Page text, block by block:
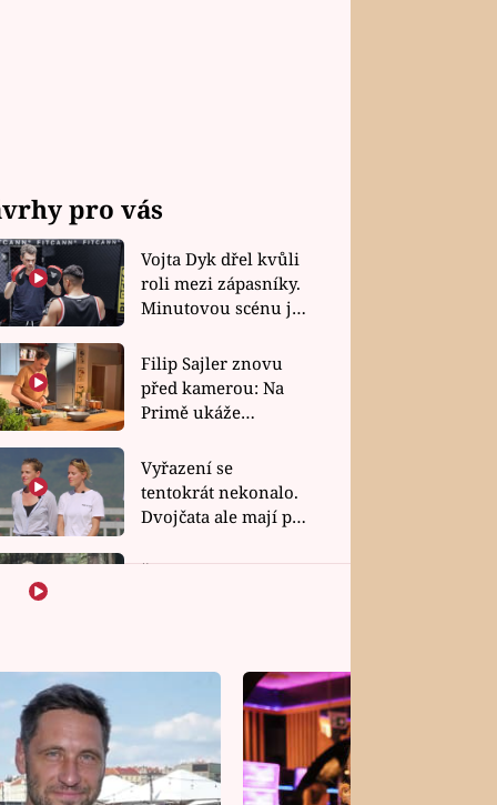
pro vás
Vojta Dyk dřel kvůli
roli mezi zápasníky.
Minutovou scénu jel
Filip Sajler znovu
před kamerou: Na
Primě ukáže
rychlé recepty
Vyřazení se
tentokrát nekonalo.
Dvojčata ale mají po
závodu nůž na krku